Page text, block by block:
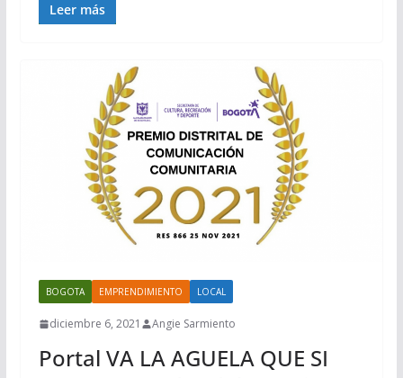
Leer más
BOGOTA EMPRENDIMIENTO LOCAL
diciembre 6, 2021 Angie Sarmiento
Portal VA LA AGUELA QUE SI